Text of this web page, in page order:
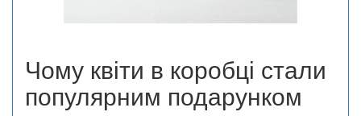
Чому квіти в коробці стали
популярним подарунком